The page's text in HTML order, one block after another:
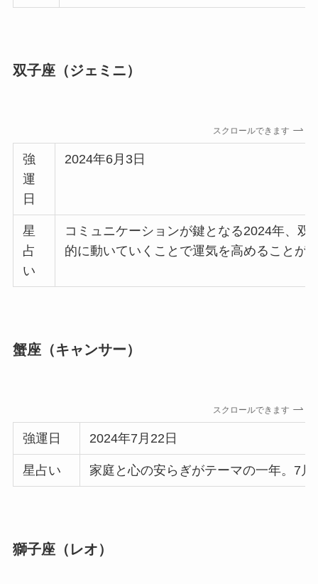
双子座（ジェミニ）
スクロールできます
強
運
日
2024年6月3日
星
占
い
コミュニケーションが鍵となる2024年、
的に動いていくことで運気を高めることが
蟹座（キャンサー）
スクロールできます
強運日 2024年7月22日
星占い 家庭と心の安らぎがテーマの一年。7
獅子座（レオ）